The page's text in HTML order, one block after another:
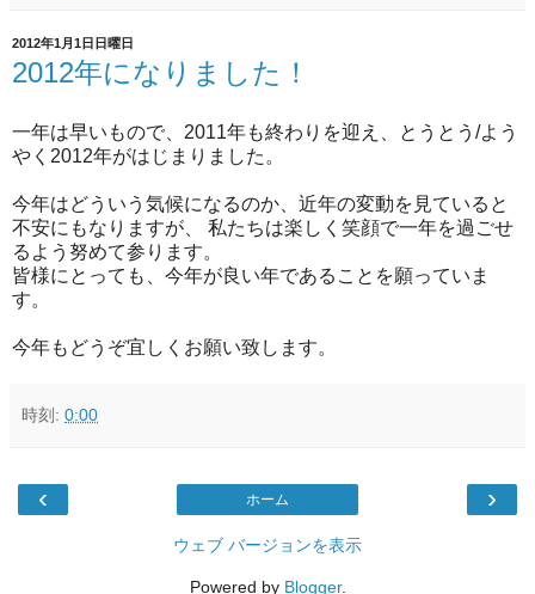
2012年1月1日日曜日
2012年になりました！
一年は早いもので、2011年も終わりを迎え、とうとう/よう
やく2012年がはじまりました。
今年はどういう気候になるのか、近年の変動を見ていると
不安にもなりますが、 私たちは楽しく笑顔で一年を過ごせ
るよう努めて参ります。
皆様にとっても、今年が良い年であることを願っていま
す。
今年もどうぞ宜しくお願い致します。
時刻: 0:00
‹ ›
ホーム
ウェブ バージョンを表示
Powered by Blogger.